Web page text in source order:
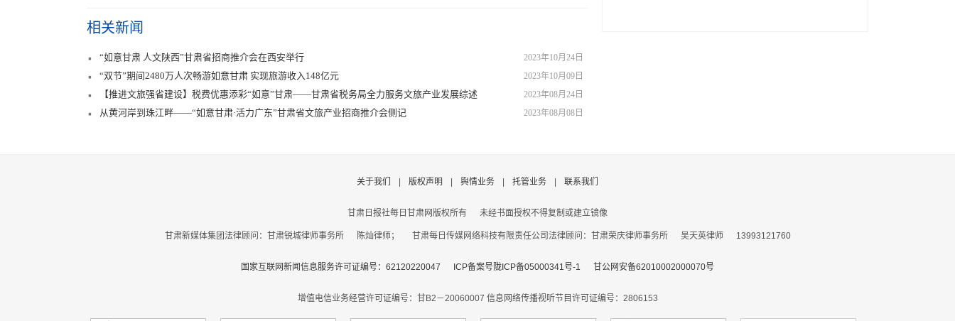
相关新闻
2023年10月24日
“如意甘肃 人文陕西”甘肃省招商推介会在西安举行
2023年10月09日
“双节”期间2480万人次畅游如意甘肃 实现旅游收入148亿元
2023年08月24日
【推进文旅强省建设】税费优惠添彩“如意”甘肃——甘肃省税务局全力服务文旅产业发展综述
2023年08月08日
从黄河岸到珠江畔——“如意甘肃·活力广东”甘肃省文旅产业招商推介会侧记
关于我们 版权声明 舆情业务 托管业务 联系我们
甘肃日报社每日甘肃网版权所有 未经书面授权不得复制或建立镜像
甘肃新媒体集团法律顾问：甘肃锐城律师事务所 陈灿律师； 甘肃每日传媒网络科技有限责任公司法律顾问：甘肃荣庆律师事务所 吴天英律师 13993121760
国家互联网新闻信息服务许可证编号：62120220047 ICP备案号陇ICP备05000341号-1 甘公网安备62010002000070号
增值电信业务经营许可证编号：甘B2－20060007 信息网络传播视听节目许可证编号：2806153